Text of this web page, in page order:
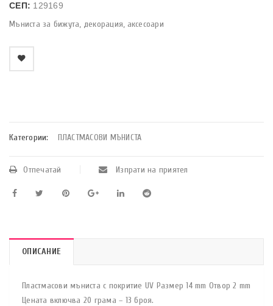
СЕП: 129169
Мъниста за бижута, декорация, аксесоари
Категории: ПЛАСТМАСОВИ МЪНИСТА
Отпечатай Изпрати на приятел
ОПИСАНИЕ
Пластмасови мъниста с покритие UV Размер 14 mm Отвор 2 mm
Цената включва 20 грама – 13 броя.